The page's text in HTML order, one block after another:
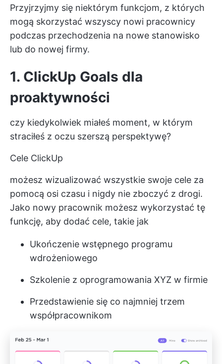
Przyjrzyjmy się niektórym funkcjom, z których
mogą skorzystać wszyscy nowi pracownicy
podczas przechodzenia na nowe stanowisko
lub do nowej firmy.
1. ClickUp Goals dla
proaktywności
czy kiedykolwiek miałeś moment, w którym
straciłeś z oczu szerszą perspektywę?
Cele ClickUp
możesz wizualizować wszystkie swoje cele za
pomocą osi czasu i nigdy nie zboczyć z drogi.
Jako nowy pracownik możesz wykorzystać tę
funkcję, aby dodać cele, takie jak
Ukończenie wstępnego programu
wdrożeniowego
Szkolenie z oprogramowania XYZ w firmie
Przedstawienie się co najmniej trzem
współpracownikom